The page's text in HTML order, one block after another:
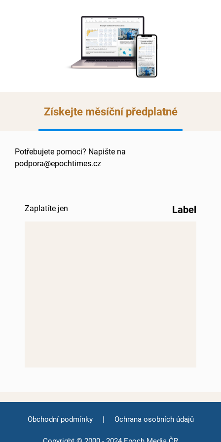
Získejte měsíční předplatné
Potřebujete pomoci? Napište na
podpora@epochtimes.cz
Zaplatíte jen Label
Obchodní podmínky | Ochrana osobních údajů